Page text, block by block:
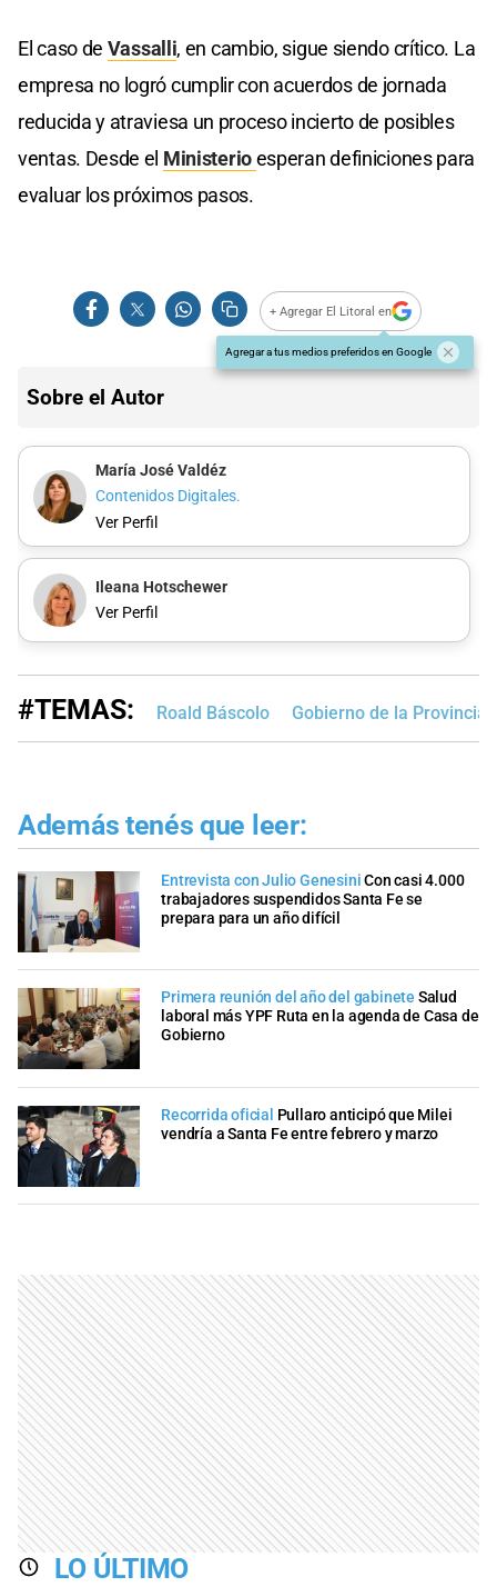
El caso de Vassalli, en cambio, sigue siendo crítico. La
empresa no logró cumplir con acuerdos de jornada
reducida y atraviesa un proceso incierto de posibles
ventas. Desde el Ministerioesperan definiciones para
evaluar los próximos pasos.
+ Agregar El Litoral en
Agregar a tus medios preferidos en Google
Sobre el Autor
María José Valdéz
Contenidos Digitales.
Ver Perfil
Ileana Hotschewer
Ver Perfil
#TEMAS: Roald Báscolo Gobierno de la Provincia
Además tenés que leer:
Entrevista con Julio GenesiniCon casi 4.000
trabajadores suspendidos Santa Fe se
prepara para un año difícil
Primera reunión del año del gabinete Salud
laboral más YPF Ruta en la agenda de Casa de
Gobierno
Recorrida oficial Pullaro anticipó que Milei
vendría a Santa Fe entre febrero y marzo
LO ÚLTIMO